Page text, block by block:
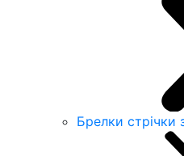
Брелки стрічки